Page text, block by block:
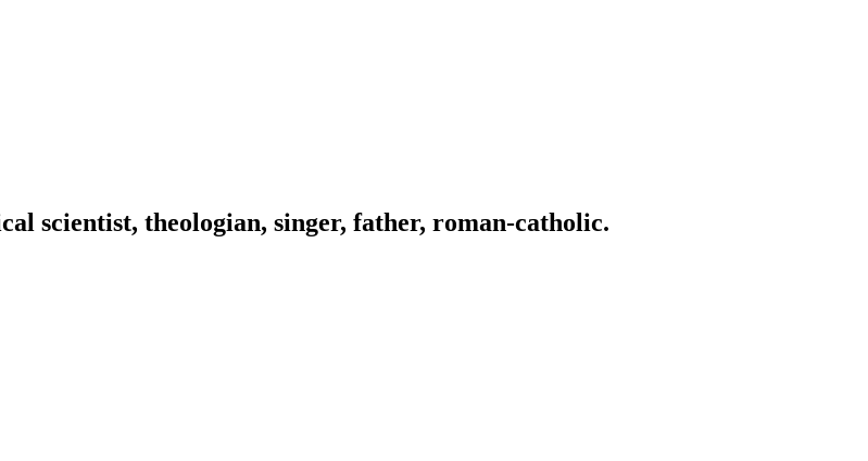
scientist, theologian, singer, father, roman-catholic.